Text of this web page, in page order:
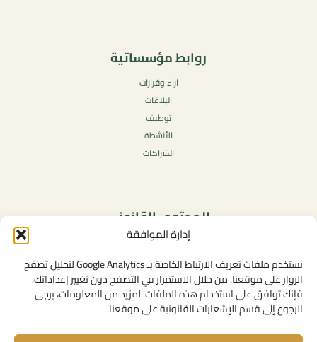
إدارة الموافقة
نستخدم ملفات تعريف الارتباط الخاصة بـ Google Analytics لتحليل تصفح
الزوار على موقعنا. من خلال الاستمرار في التصفح دون تغيير إعداداتك،
فإنك توافق على استخدام هذه الملفات. لمزيد من المعلومات، يرجى
الرجوع إلى قسم الإشعارات القانونية على موقعنا.
روابط مؤسساتية
آراء وقرارات
البلاغات
توظيف
الأنشطة
الشراكات
المحتوى القانوني
سياسة الخصوصية
شروط الاستخدام العامة
الإشعارات القانونية
سياسة ملفات تعريف الارتباط (الكوكيز)